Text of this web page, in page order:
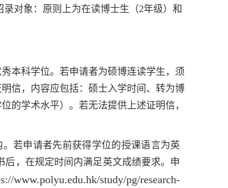
对象： 原则上为在读博士生 （2年级） 和
本科学位。若申请者为硕博连读学生，须
信，内容应包括：硕士入学时间、转为博
的学术水平）。若无法提供上述证明信，
若申请者先前获得学位的授课语言为英
，在规定时间内满足英文成绩要求。申
www.polyu.edu.hk/study/pg/research-